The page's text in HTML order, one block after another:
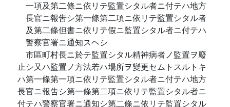
一項及第二條ニ依リテ監置シタル者ニ付テハ地方
長官ニ報吿シ第一條第二項ニ依リテ監置シタル者
及第二條但書ニ依リテ假ニ監置シタル者ニ付テハ
警察官署ニ通知スヘシ
市區町村長ニ於テ監置シタル精神病者ノ監置ヲ廢
止シ又ハ監置ノ方法若ハ場所ヲ變更セムトスルトキ
ハ第一條第一項ニ依リテ監置シタル者ニ付テハ地方
長官ニ報吿シ第一條第二項ニ依リテ監置シタル者ニ
付テハ警察官署ニ通知シ第二條ニ依リテ監置シタル